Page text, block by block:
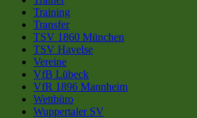
Training
Transfer
TSV 1860 München
TSV Havelse
Vereine
VfB Lübeck
VfR 1896 Mannheim
Wettbüro
Wuppertaler SV